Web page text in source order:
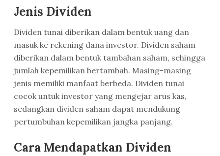
Jenis Dividen
Dividen tunai diberikan dalam bentuk uang dan
masuk ke rekening dana investor. Dividen saham
diberikan dalam bentuk tambahan saham, sehingga
jumlah kepemilikan bertambah. Masing-masing
jenis memiliki manfaat berbeda. Dividen tunai
cocok untuk investor yang mengejar arus kas,
sedangkan dividen saham dapat mendukung
pertumbuhan kepemilikan jangka panjang.
Cara Mendapatkan Dividen